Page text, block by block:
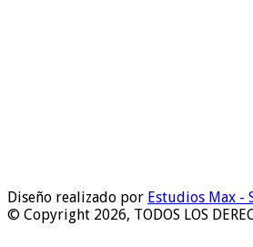
Diseño realizado por Estudios Max -
© Copyright 2026, TODOS LOS